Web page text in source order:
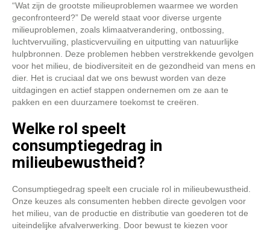
“Wat zijn de grootste milieuproblemen waarmee we worden
geconfronteerd?” De wereld staat voor diverse urgente
milieuproblemen, zoals klimaatverandering, ontbossing,
luchtvervuiling, plasticvervuiling en uitputting van natuurlijke
hulpbronnen. Deze problemen hebben verstrekkende gevolgen
voor het milieu, de biodiversiteit en de gezondheid van mens en
dier. Het is cruciaal dat we ons bewust worden van deze
uitdagingen en actief stappen ondernemen om ze aan te
pakken en een duurzamere toekomst te creëren.
Welke rol speelt
consumptiegedrag in
milieubewustheid?
Consumptiegedrag speelt een cruciale rol in milieubewustheid.
Onze keuzes als consumenten hebben directe gevolgen voor
het milieu, van de productie en distributie van goederen tot de
uiteindelijke afvalverwerking. Door bewust te kiezen voor